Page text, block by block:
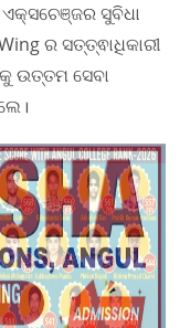
ସୁବିଧା
ର ସତ୍ତ୍ଵାଧିକାରୀ
ଉତ୍ତମ ସେବା